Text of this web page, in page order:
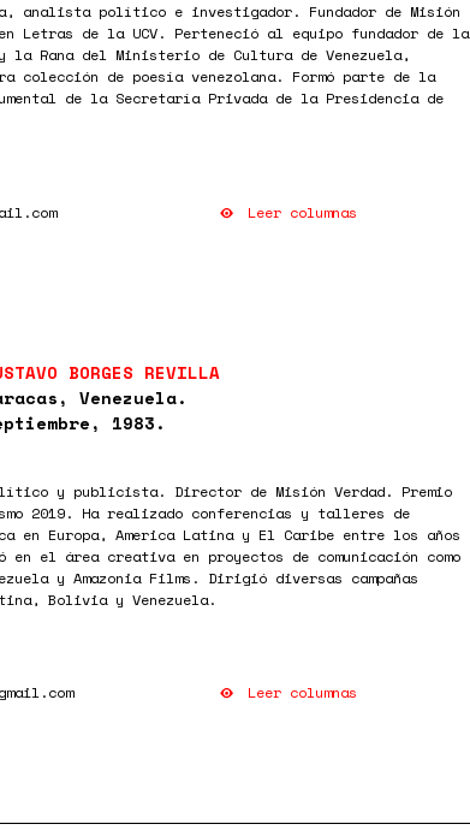
analista político e investigador. Fundador de Misión
Letras de la UCV. Perteneció al equipo fundador de la
Rana del Ministerio de Cultura de Venezuela,
colección de poesía venezolana. Formó parte de la
de la Secretaría Privada de la Presidencia de
Leer columnas
BORGES REVILLA
Venezuela.
1983.
y publicista. Director de Misión Verdad. Premio
2019. Ha realizado conferencias y talleres de
en Europa, America Latina y El Caribe entre los años
en el área creativa en proyectos de comunicación como
y Amazonia Films. Dirigió diversas campañas
Bolivia y Venezuela.
Leer columnas